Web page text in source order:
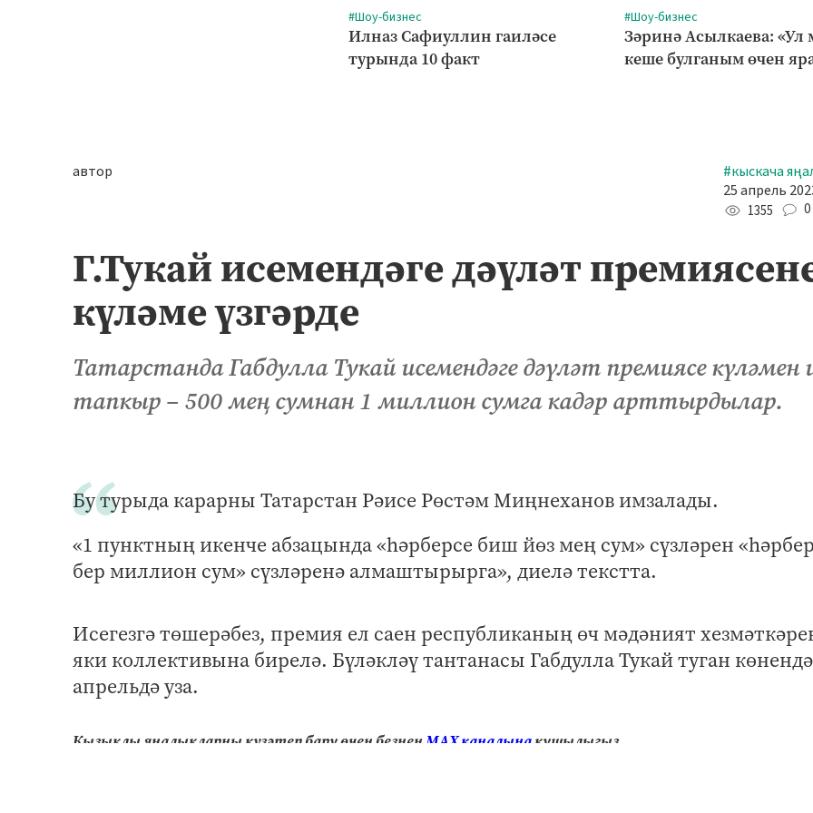
#Шоу-бизнес
Илназ Сафиуллин гаиләсе
турында 10 факт
#Шоу-бизнес
Зәринә Асылкаева: «Ул
кеше булганым өчен
автор
#кыскача
25 апрель
1355 0
Г.Тукай исемендәге дәүләт
күләме үзгәрде
Татарстанда Габдулла Тукай исемендәге дәүләт премиясе күләмен
тапкыр – 500 мең сумнан 1 миллион сумга кадәр арттырдылар.
Бу турыда карарны Татарстан Рәисе Рөстәм Миңнеханов имзалады.
«1 пунктның икенче абзацында «һәрберсе биш йөз мең сум» сүзләрен
бер миллион сум» сүзләренә алмаштырырга», диелә текстта.
Исегезгә төшерәбез, премия ел саен республиканың өч мәдәният
яки коллективына бирелә. Бүләкләү тантанасы Габдулла Тукай туган көнендә
апрельдә уза.
Кызыклы яңалыкларны күзәтеп бару өчен безнең МАХ каналынакушылыгыз.